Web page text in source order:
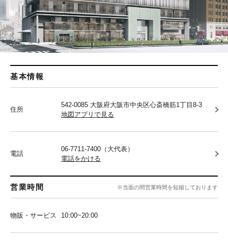
基本情報
住所
542-0085 大阪府大阪市中央区心斎橋筋1丁目8-3
地図アプリで見る
電話
06-7711-7400（大代表）
電話をかける
営業時間 ※当面の間営業時間を短縮しております
物販・サービス 10:00~20:00